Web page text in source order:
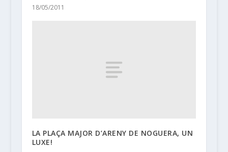
18/05/2011
LA PLAÇA MAJOR D’ARENY DE NOGUERA, UN
LUXE!